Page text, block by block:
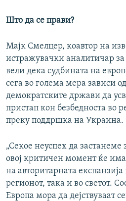
Што да се прави?
Мајк Смелцер, коавтор на
истражувачки аналитичар за
вели дека судбината на
сега во голема мера зависи
демократските држави да
пристап кон безбедноста во
преку поддршка на Украина.
„Секое неуспех да застанеме
овој критичен момент ќе
на авторитарната
регионот, така и во светот.
Европа мора да дејствуваат